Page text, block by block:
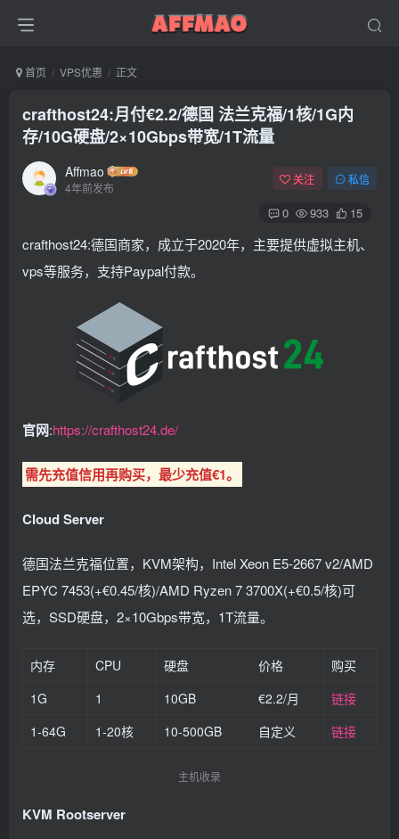
首页 VPS优惠 正文
crafthost24:月付€2.2/德国 法兰克福/1核/1G内
存/10G硬盘/2×10Gbps带宽/1T流量
Affmao
4年前发布
关注 私信
0 933 15
crafthost24:德国商家，成立于2020年，主要提供虚拟主机、
vps等服务，支持Paypal付款。
官网:https://crafthost24.de/
需先充值信用再购买，最少充值€1。
Cloud Server
德国法兰克福位置，KVM架构，Intel Xeon E5-2667 v2/AMD
EPYC 7453(+€0.45/核)/AMD Ryzen 7 3700X(+€0.5/核)可
选，SSD硬盘，2×10Gbps带宽，1T流量。
内存 CPU 硬盘 价格
购买
1G
1 10GB €2.2/月
链接
1-64G
1-20核 10-500GB 自定义 链接
主机收录
KVM Rootserver